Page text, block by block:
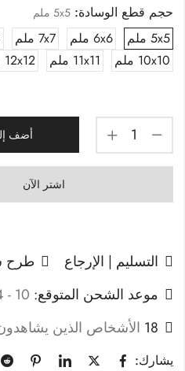
حجم قطع الوسادة: 5x5 ملم
5x5 ملم 6x6 ملم 7x7 ملم
10x10 ملم
11x11 ملم 12x12 ملم
أضف
اشتر الآن
التسليم | الإرجاع
طرح
موعد الشحن المتوقع: 10 - 24
18 الأشخاص الذين يشاهدون
يشارك: